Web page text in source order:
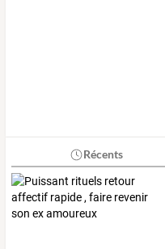
Récents